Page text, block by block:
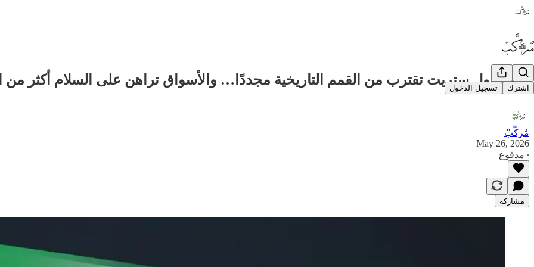
اشترك تسجيل الدخول
📈🕊️ وول ستريت تقترب من القمم التاريخية مجددًا… والأسواق تراهن على السلام أكثر
مٌركَّبْ
May 26, 2026
∙ مدفوع
مشاركة